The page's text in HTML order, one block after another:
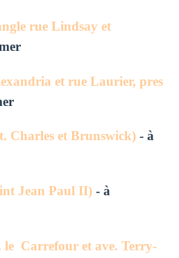
rue Lindsay et
et rue Laurier, pres
Charles et Brunswick) - à
Jean Paul II) - à
le Carrefour et ave. Terry-